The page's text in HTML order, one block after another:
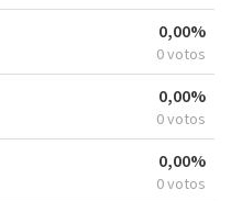
0,00%
0 votos
0,00%
0 votos
0,00%
0 votos